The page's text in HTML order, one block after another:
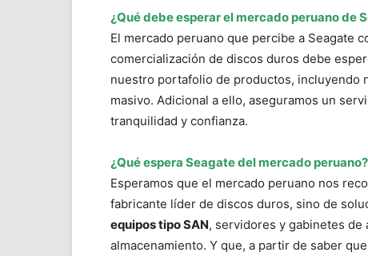
¿Qué debe esperar el mercado peruano de
El mercado peruano que percibe a Seagate
comercialización de discos duros debe
nuestro portafolio de productos, incluyendo
masivo. Adicional a ello, aseguramos un
tranquilidad y confianza.
¿Qué espera Seagate del mercado peruano?
Esperamos que el mercado peruano nos
fabricante líder de discos duros, sino de
equipos tipo SAN, servidores y gabinetes de
almacenamiento. Y que, a partir de saber